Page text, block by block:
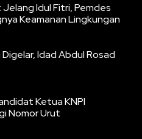
Idul Fitri, Pemdes
Keamanan Lingkungan
Idad Abdul Rosad
Ketua KNPI
Nomor Urut